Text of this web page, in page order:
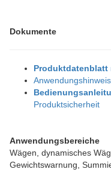
Dokumente
Produktdatenblatt
Produktsicherheit
Anwendungsbereiche
Wägen, dynamisches
Gewichtswarnung,